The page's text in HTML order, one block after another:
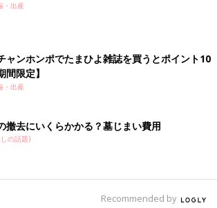
・出産
ャンホンポでたまひよ雑誌を買うとポイント10
間限定】
・出産
撤去にいくらかかる？墓じまい費用
の話題)
Recommended by